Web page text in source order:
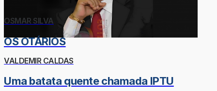
OSMAR SILVA
OS OTÁRIOS
VALDEMIR CALDAS
Uma batata quente chamada IPTU